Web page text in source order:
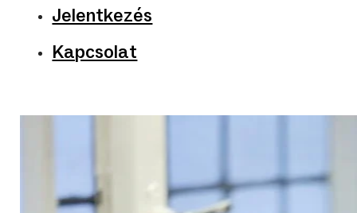
Jelentkezés
Kapcsolat